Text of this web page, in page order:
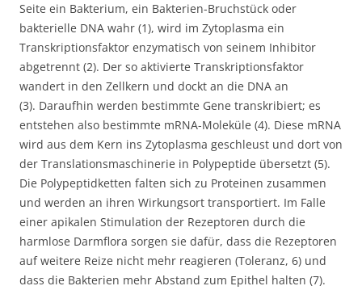
Seite ein Bakterium, ein Bakterien-Bruchstück oder
bakterielle DNA wahr (1), wird im Zytoplasma ein
Transkriptionsfaktor enzymatisch von seinem Inhibitor
abgetrennt (2). Der so aktivierte Transkriptionsfaktor
wandert in den Zellkern und dockt an die DNA an
(3). Daraufhin werden bestimmte Gene transkribiert; es
entstehen also bestimmte mRNA-Moleküle (4). Diese mRNA
wird aus dem Kern ins Zytoplasma geschleust und dort von
der Translationsmaschinerie in Polypeptide übersetzt (5).
Die Polypeptidketten falten sich zu Proteinen zusammen
und werden an ihren Wirkungsort transportiert. Im Falle
einer apikalen Stimulation der Rezeptoren durch die
harmlose Darmflora sorgen sie dafür, dass die Rezeptoren
auf weitere Reize nicht mehr reagieren (Toleranz, 6) und
dass die Bakterien mehr Abstand zum Epithel halten (7).